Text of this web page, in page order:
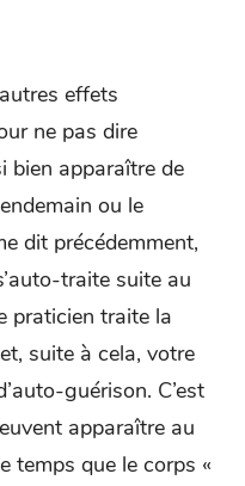
effets
ne pas dire
bien apparaître de
ou le
dit précédemment,
traite suite au
praticien traite la
suite à cela, votre
guérison. C’est
apparaître au
temps que le corps «